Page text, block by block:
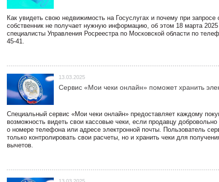
Как увидеть свою недвижимость на Госуслугах и почему при запросе
собственник не получает нужную информацию, об этом 18 марта 2025
специалисты Управления Росреестра по Московской области по
45-41.
13.03.2025
Сервис «Мои чеки онлайн» поможет хранить
Специальный сервис «Мои чеки онлайн» предоставляет каждому
возможность видеть свои кассовые чеки, если продавцу
о номере телефона или адресе электронной почты. Пользователь
только контролировать свои расчеты, но и хранить чеки для
вычетов.